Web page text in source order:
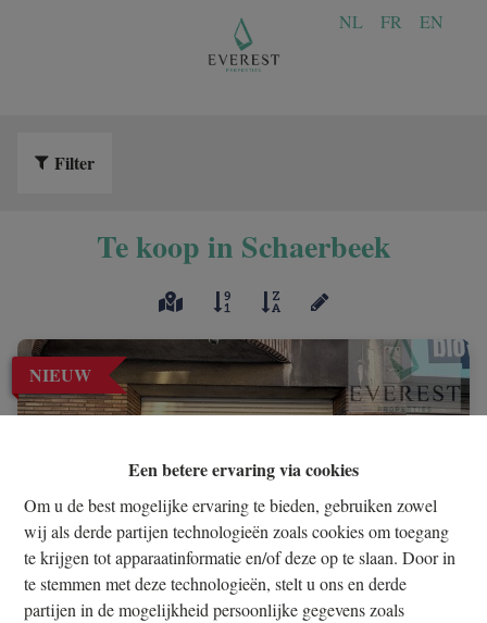
Een betere ervaring via cookies
Om u de best mogelijke ervaring te bieden, gebruiken zowel
wij als derde partijen technologieën zoals cookies om toegang
te krijgen tot apparaatinformatie en/of deze op te slaan. Door in
te stemmen met deze technologieën, stelt u ons en derde
partijen in de mogelijkheid persoonlijke gegevens zoals
NL FR EN
Filter
Te koop in Schaerbeek
NIEUW